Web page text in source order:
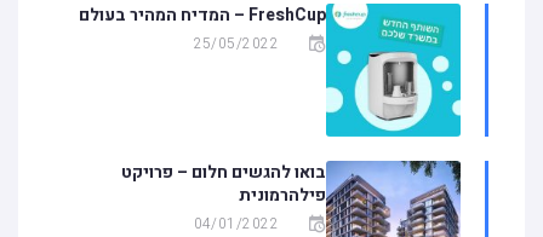
FreshCup – המדיח המהיר בעולם
25/05/2022
בואו להגשים חלום – פרויקט
פילהרמונית
04/01/2022